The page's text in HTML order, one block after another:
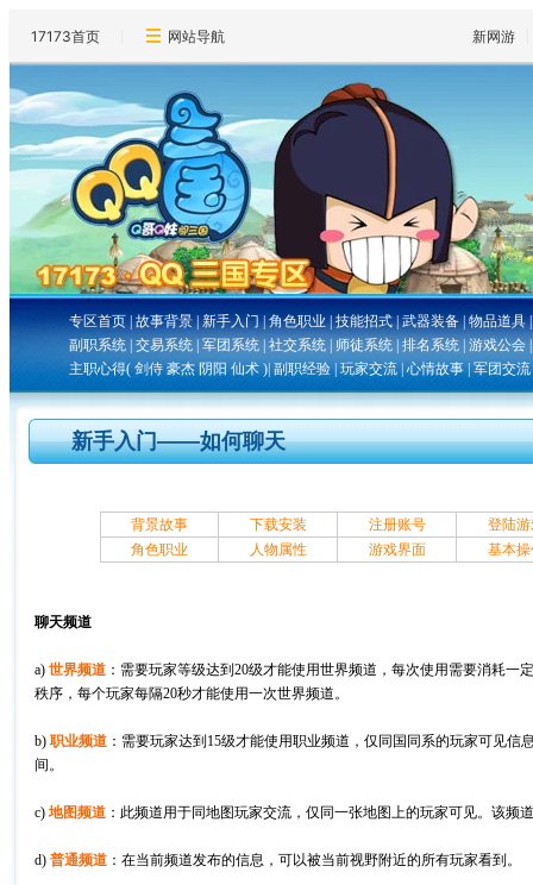
17173首页 网站导航 新网游
专区首页 |故事背景|新手入门|角色职业|技能招式|武器装备|物品道具
副职系统 交易系统 军团系统 社交系统 师徒系统 排名系统 游戏公会
主职心得(剑侍 豪杰 阴阳 仙术)|副职经验|玩家交流|心情故事|军团交流
新手入门――如何聊天
背景故事 下载安装 注册账号
登陆游
角色职业
人物属性 游戏界面 基本操
聊天频道
a) 世界频道 ： 需要玩家等级达到20级才能使用世界频道，每次使用需要消耗一
秩序，每个玩家每隔20秒才能使用一次世界频道。
b) 职业频道 ： 需要玩家达到15级才能使用职业频道，仅同国同系的玩家可见信
间。
c) 地图频道 ： 此频道用于同地图玩家交流，仅同一张地图上的玩家可见。该频
d) 普通频道 ： 在当前频道发布的信息，可以被当前视野附近的所有玩家看到。